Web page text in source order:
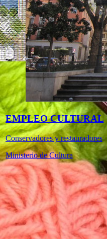
EMPLEO CULTURAL
Conservadores y restauradores
Ministerio de Cultura